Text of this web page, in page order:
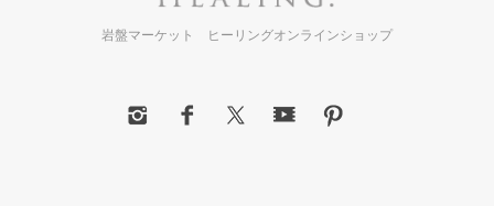
岩盤マーケット ヒーリングオンラインショップ